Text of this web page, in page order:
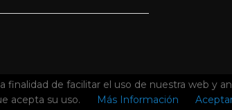
de facilitar el uso de nuestra web y
acepta su uso.
Más Información